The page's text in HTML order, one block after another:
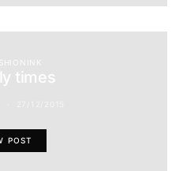
times
POST